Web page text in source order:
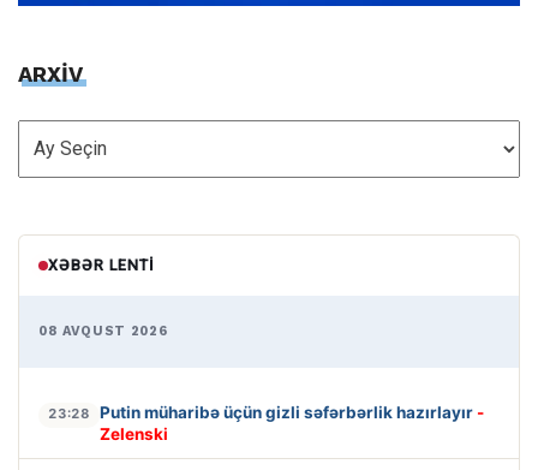
ARXİV
ARXİV
XƏBƏR LENTI
08 AVQUST 2026
23:28 Putin müharibə üçün gizli səfərbərlik hazırlayır -
Zelenski